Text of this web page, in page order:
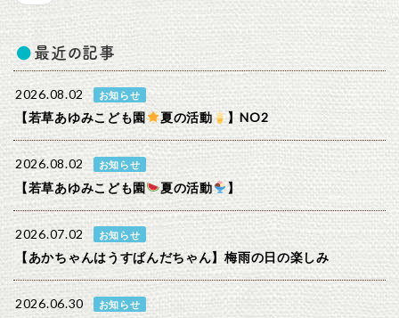
最近の記事
2026.08.02 お知らせ
【若草あゆみこども園 夏の活動 】NO2
2026.08.02 お知らせ
【若草あゆみこども園 夏の活動 】
2026.07.02 お知らせ
【あかちゃんはうすぱんだちゃん】梅雨の日の楽しみ
2026.06.30 お知らせ